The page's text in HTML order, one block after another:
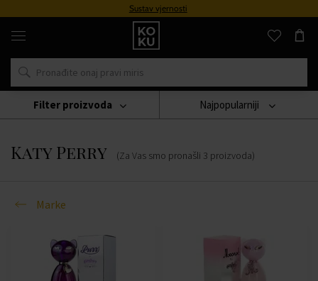
Sustav vjernosti
Originalni
parfemi
satovi
na
mjestu
Marke
Katy Perry
Katy Perry (Za Vas smo pronašli 3 proizvoda)
Najpopularniji
Marke
Filter proizvoda